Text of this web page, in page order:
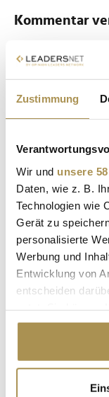
Zustimmung
Wir und unsere
Daten, wie z. B.
Technologien wie
Gerät zu
personalisierte
Werbung und
Entwicklung von
entscheiden
Cookie-Erklärung
Trigger Symbol
Kommentar
Sicherheitscode
* Pflichtfelder.